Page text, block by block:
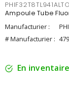
PHIF32T8TL941ALTO
Ampoule Tube
Manufacturier :
# Manufacturier :
En inventaire